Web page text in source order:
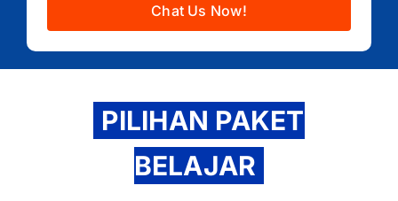
Chat Us Now!
PILIHAN PAKET
BELAJAR